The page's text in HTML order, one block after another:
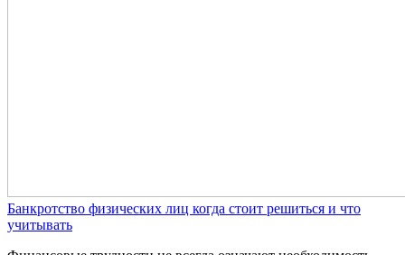
Банкротство физических лиц когда стоит решиться и что
учитывать